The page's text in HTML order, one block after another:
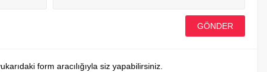
form aracılığıyla siz yapabilirsiniz.